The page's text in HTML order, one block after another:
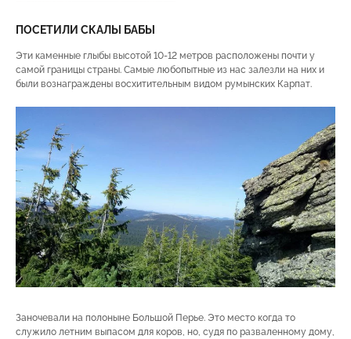
ПОСЕТИЛИ СКАЛЫ БАБЫ
Эти каменные глыбы высотой 10-12 метров расположены почти у
самой границы страны. Самые любопытные из нас залезли на них и
были вознаграждены восхитительным видом румынских Карпат.
Заночевали на полоныне Большой Перье. Это место когда то
служило летним выпасом для коров, но, судя по разваленному дому,